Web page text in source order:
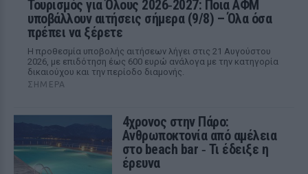
Τουρισμός για Όλους 2026‑2027: Ποια ΑΦΜ
υποβάλλουν αιτήσεις σήμερα (9/8) – Όλα όσα
πρέπει να ξέρετε
Η προθεσμία υποβολής αιτήσεων λήγει στις 21 Αυγούστου
2026, με επιδότηση έως 600 ευρώ ανάλογα με την κατηγορία
δικαιούχου και την περίοδο διαμονής.
ΣΉΜΕΡΑ
4χρονος στην Πάρο:
Ανθρωποκτονία από αμέλεια
στο beach bar ‑ Τι έδειξε η
έρευνα